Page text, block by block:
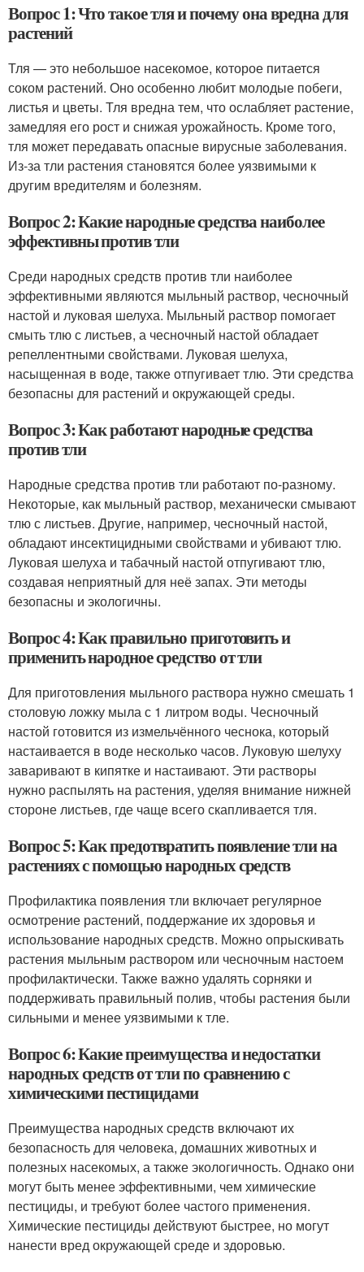
Вопрос 1: Что такое тля и почему она вредна для
растений
Тля — это небольшое насекомое, которое питается
соком растений. Оно особенно любит молодые побеги,
листья и цветы. Тля вредна тем, что ослабляет растение,
замедляя его рост и снижая урожайность. Кроме того,
тля может передавать опасные вирусные заболевания.
Из-за тли растения становятся более уязвимыми к
другим вредителям и болезням.
Вопрос 2: Какие народные средства наиболее
эффективны против тли
Среди народных средств против тли наиболее
эффективными являются мыльный раствор, чесночный
настой и луковая шелуха. Мыльный раствор помогает
смыть тлю с листьев, а чесночный настой обладает
репеллентными свойствами. Луковая шелуха,
насыщенная в воде, также отпугивает тлю. Эти средства
безопасны для растений и окружающей среды.
Вопрос 3: Как работают народные средства
против тли
Народные средства против тли работают по-разному.
Некоторые, как мыльный раствор, механически смывают
тлю с листьев. Другие, например, чесночный настой,
обладают инсектицидными свойствами и убивают тлю.
Луковая шелуха и табачный настой отпугивают тлю,
создавая неприятный для неё запах. Эти методы
безопасны и экологичны.
Вопрос 4: Как правильно приготовить и
применить народное средство от тли
Для приготовления мыльного раствора нужно смешать 1
столовую ложку мыла с 1 литром воды. Чесночный
настой готовится из измельчённого чеснока, который
настаивается в воде несколько часов. Луковую шелуху
заваривают в кипятке и настаивают. Эти растворы
нужно распылять на растения, уделяя внимание нижней
стороне листьев, где чаще всего скапливается тля.
Вопрос 5: Как предотвратить появление тли на
растениях с помощью народных средств
Профилактика появления тли включает регулярное
осмотрение растений, поддержание их здоровья и
использование народных средств. Можно опрыскивать
растения мыльным раствором или чесночным настоем
профилактически. Также важно удалять сорняки и
поддерживать правильный полив, чтобы растения были
сильными и менее уязвимыми к тле.
Вопрос 6: Какие преимущества и недостатки
народных средств от тли по сравнению с
химическими пестицидами
Преимущества народных средств включают их
безопасность для человека, домашних животных и
полезных насекомых, а также экологичность. Однако они
могут быть менее эффективными, чем химические
пестициды, и требуют более частого применения.
Химические пестициды действуют быстрее, но могут
нанести вред окружающей среде и здоровью.